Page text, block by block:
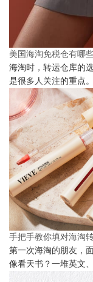
美国海淘免税仓有哪
海淘时，转运仓库的
是很多人关注的重点。
手把手教你填对海淘
第一次海淘的朋友，
像看天书？一堆英文